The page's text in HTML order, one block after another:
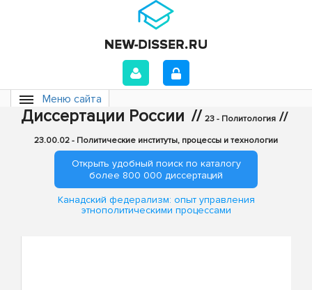
Меню сайта
Диссертации России // 23 - Политология //
23.00.02 - Политические институты, процессы и технологии
Открыть удобный поиск по каталогу
более 800 000 диссертаций
Канадский федерализм: опыт управления
этнополитическими процессами